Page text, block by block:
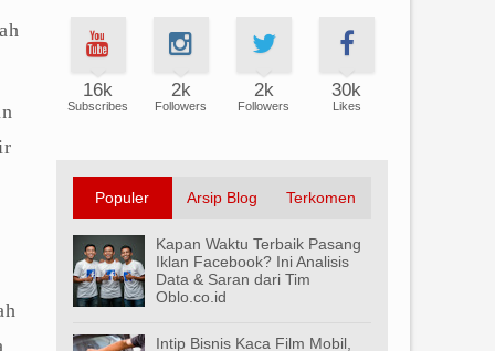
16k
Subscribes
2k
Followers
2k
Followers
30k
Likes
Populer Arsip Blog Terkomen
Kapan Waktu Terbaik Pasang
Iklan Facebook? Ini Analisis
Data & Saran dari Tim
Oblo.co.id
Intip Bisnis Kaca Film Mobil,